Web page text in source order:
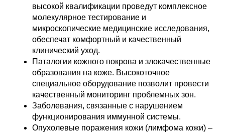
высокой квалификации проведут комплексное
молекулярное тестирование и
микроскопические медицинские исследования,
обеспечат комфортный и качественный
клинический уход.
Паталогии кожного покрова и злокачественные
образования на коже. Высокоточное
специальное оборудование позволит провести
качественный мониторинг проблемных зон.
Заболевания, связанные с нарушением
функционирования иммунной системы.
Опухолевые поражения кожи (лимфома кожи) –